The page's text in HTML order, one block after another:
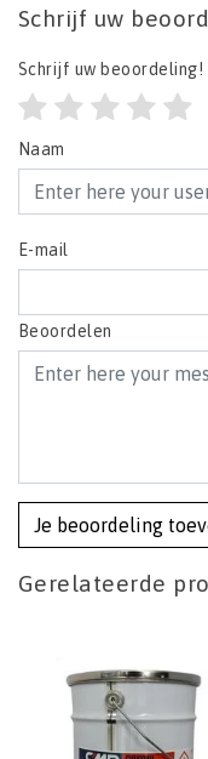
Schrijf uw
Schrijf uw beoordeling!
Naam
E-mail
Beoordelen
Je beoordeling
Gerelateerde